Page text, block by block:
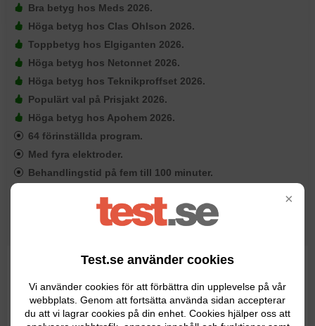
×
Test.se använder cookies
Vi använder cookies för att förbättra din upplevelse på vår
webbplats. Genom att fortsätta använda sidan accepterar
du att vi lagrar cookies på din enhet. Cookies hjälper oss att
Bra betyg hos Meds 2026.
Höga betyg hos Clas Ohlson 2026.
Toppbetyg hos Elgiganten 2026.
Höga betyg hos Netonnet 2026.
Höga betyg hos Teknikproffset 2026.
Populärt val på Prisjakt 2026.
Höga betyg hos Apohem 2026.
64 förinställda program.
Med fyra elektroder.
Behandlingstid på fem till 100 minuter.
Ergonomisk design.
Bakgrundsbelyst display.
Hos Beurer hittar du flera olika TENS-apparater med
varierande funktionalitet och design. I
premiumsegmentet hittar vi nästa vinnare, Beurer EM
59, som är en TENS-apparat med en inbyggd